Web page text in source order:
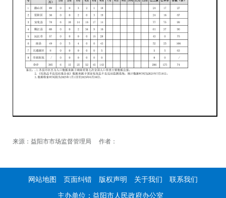
来源：益阳市市场监督管理局 作者：
网站地图 页面纠错 版权声明 关于我们 联系我们
主办单位：益阳市人民政府办公室